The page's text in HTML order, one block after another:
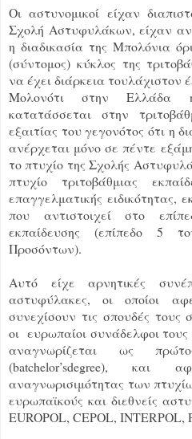
Οι αστυνομικοί είχαν
Σχολή Αστυφυλάκων, είχαν
η διαδικασία της Μπολόνια
(σύντομος) κύκλος της
να έχει διάρκεια τουλάχιστον
Μολονότι στην Ελλάδα
κατατάσσεται στην
εξαιτίας του γεγονότος ότι η
ανέρχεται μόνο σε πέντε
το πτυχίο της Σχολής
πτυχίο τριτοβάθμιας
επαγγελματικής ειδικότητας,
που αντιστοιχεί στο
εκπαίδευσης (επίπεδο 5
Προσόντων).
Αυτό είχε αρνητικές
αστυφύλακες, οι οποίοι
συνεχίσουν τις σπουδές τους
οι ευρωπαίοι συνάδελφοι τους
αναγνωρίζεται ως
(batchelor’sdegree), και
αναγνωρισιμότητας των
ευρωπαϊκούς και διεθνείς
EUROPOL, CEPOL, INTERPOL,